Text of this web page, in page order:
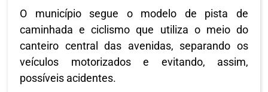
O município segue o modelo de pista de
caminhada e ciclismo que utiliza o meio do
canteiro central das avenidas, separando os
veículos motorizados e evitando, assim,
possíveis acidentes.